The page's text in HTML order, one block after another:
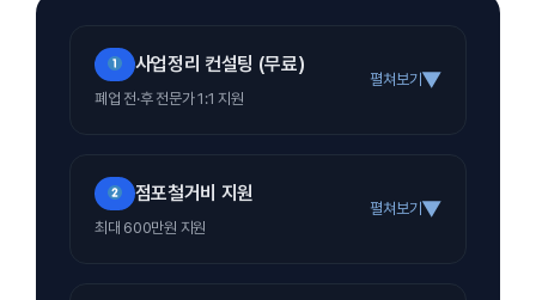
사업정리 컨설팅 (무료)
폐업 전·후 전문가 1:1 지원
펼쳐보기 ▼
점포철거비 지원
최대 600만원 지원
펼쳐보기 ▼